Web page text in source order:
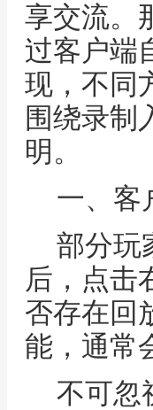
享交流。
过客户端
现，不同
围绕录制
明。
一、客
部分玩
后，点击
否存在回
能，通常
不可忽